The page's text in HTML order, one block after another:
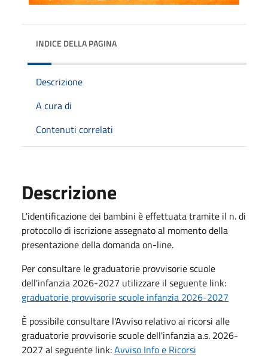
INDICE DELLA PAGINA
Descrizione
A cura di
Contenuti correlati
Descrizione
L'identificazione dei bambini è effettuata tramite il n. di
protocollo di iscrizione assegnato al momento della
presentazione della domanda on-line.
Per consultare le graduatorie provvisorie scuole
dell'infanzia 2026-2027 utilizzare il seguente link:
graduatorie provvisorie scuole infanzia 2026-2027
È possibile consultare l'Avviso relativo ai ricorsi alle
graduatorie provvisorie scuole dell'infanzia a.s. 2026-
2027 al seguente link:Avviso Info e Ricorsi